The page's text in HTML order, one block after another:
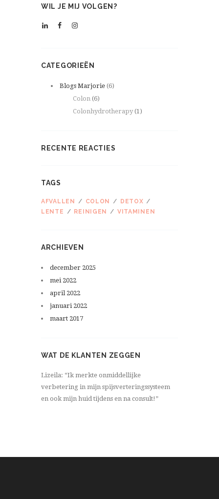
WIL JE MIJ VOLGEN?
CATEGORIEËN
Blogs Marjorie(6)
Colon (6)
Colonhydrotherapy(1)
RECENTE REACTIES
TAGS
AFVALLEN COLON
DETOX
LENTE
REINIGEN VITAMINEN
ARCHIEVEN
december 2025
mei 2022
april 2022
januari 2022
maart 2017
WAT DE KLANTEN ZEGGEN
Lizeila: “Ik merkte onmiddellijke
verbetering in mijn spijsverteringssysteem
en ook mijn huid tijdens en na consult!”